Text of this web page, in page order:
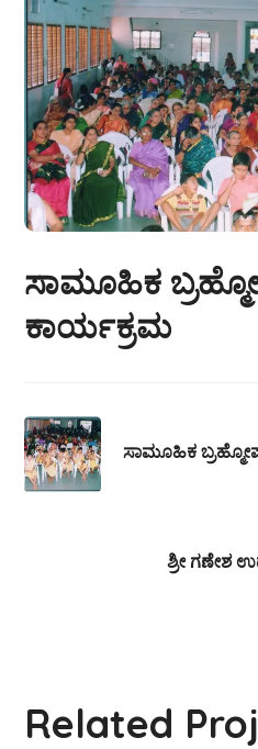
ಸಾಮೂಹಿಕ
ಕಾರ್ಯಕ್ರಮ
ಸಾಮೂಹಿಕ
ಶ್ರೀ ಗಣೇಶ
Related